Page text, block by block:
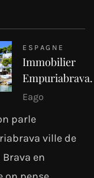
ESPAGNE
Immobilier
Empuriabrava.
Eago
parle
ville de
en